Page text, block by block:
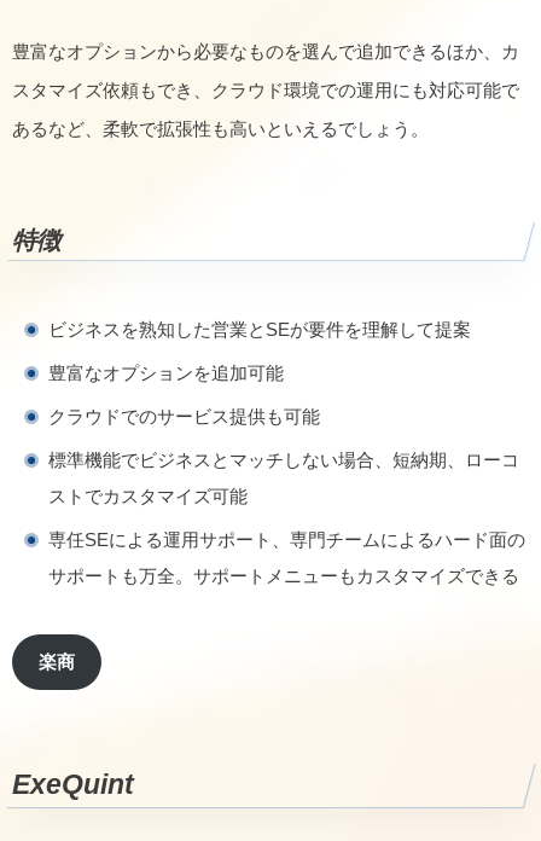
豊富なオプションから必要なものを選んで追加できるほか、カ
スタマイズ依頼もでき、クラウド環境での運用にも対応可能で
あるなど、柔軟で拡張性も高いといえるでしょう。
特徴
ビジネスを熟知した営業とSEが要件を理解して提案
豊富なオプションを追加可能
クラウドでのサービス提供も可能
標準機能でビジネスとマッチしない場合、短納期、ローコ
ストでカスタマイズ可能
専任SEによる運用サポート、専門チームによるハード面の
サポートも万全。サポートメニューもカスタマイズできる
楽商
ExeQuint